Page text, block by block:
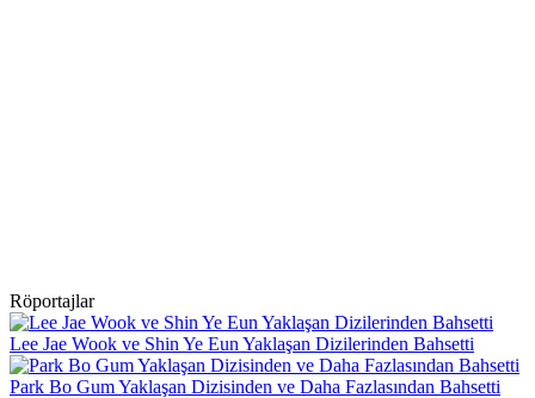
Röportajlar
Lee Jae Wook ve Shin Ye Eun Yaklaşan Dizilerinden Bahsetti
Park Bo Gum Yaklaşan Dizisinden ve Daha Fazlasından Bahsetti